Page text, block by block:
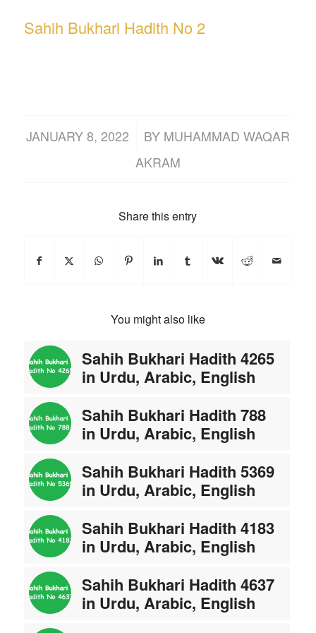
Sahih Bukhari Hadith No 2
JANUARY 8, 2022
/ BY MUHAMMAD WAQAR
AKRAM
Share this entry
You might also like
Sahih Bukhari Hadith 4265
in Urdu, Arabic, English
Sahih Bukhari Hadith 788
in Urdu, Arabic, English
Sahih Bukhari Hadith 5369
in Urdu, Arabic, English
Sahih Bukhari Hadith 4183
in Urdu, Arabic, English
Sahih Bukhari Hadith 4637
in Urdu, Arabic, English